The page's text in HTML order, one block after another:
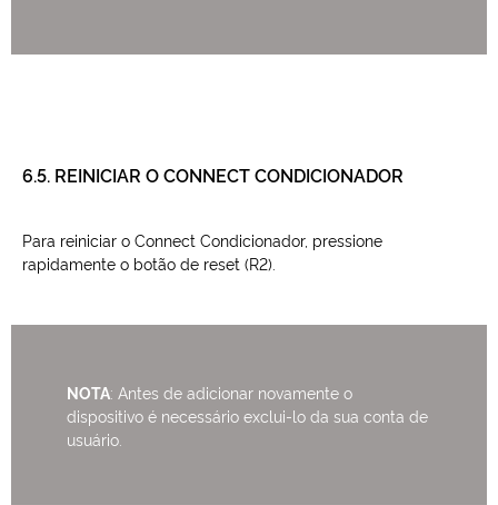
6.5. REINICIAR O CONNECT CONDICIONADOR
Para reiniciar o Connect Condicionador, pressione
rapidamente o botão de reset (R2).
NOTA: Antes de adicionar novamente o
dispositivo é necessário exclui-lo da sua conta de
usuário.